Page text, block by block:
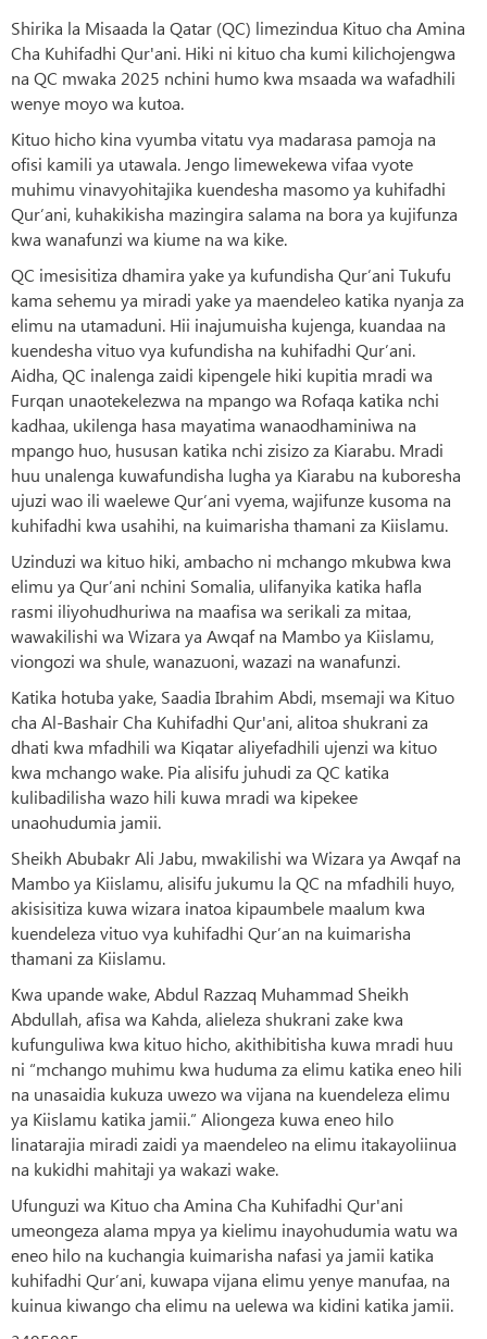
Shirika la Misaada la Qatar (QC) limezindua Kituo cha Amina
Cha Kuhifadhi Qur'ani. Hiki ni kituo cha kumi kilichojengwa
na QC mwaka 2025 nchini humo kwa msaada wa wafadhili
wenye moyo wa kutoa.
Kituo hicho kina vyumba vitatu vya madarasa pamoja na
ofisi kamili ya utawala. Jengo limewekewa vifaa vyote
muhimu vinavyohitajika kuendesha masomo ya kuhifadhi
Qur’ani, kuhakikisha mazingira salama na bora ya kujifunza
kwa wanafunzi wa kiume na wa kike.
QC imesisitiza dhamira yake ya kufundisha Qur’ani Tukufu
kama sehemu ya miradi yake ya maendeleo katika nyanja za
elimu na utamaduni. Hii inajumuisha kujenga, kuandaa na
kuendesha vituo vya kufundisha na kuhifadhi Qur’ani.
Aidha, QC inalenga zaidi kipengele hiki kupitia mradi wa
Furqan unaotekelezwa na mpango wa Rofaqa katika nchi
kadhaa, ukilenga hasa mayatima wanaodhaminiwa na
mpango huo, hususan katika nchi zisizo za Kiarabu. Mradi
huu unalenga kuwafundisha lugha ya Kiarabu na kuboresha
ujuzi wao ili waelewe Qur’ani vyema, wajifunze kusoma na
kuhifadhi kwa usahihi, na kuimarisha thamani za Kiislamu.
Uzinduzi wa kituo hiki, ambacho ni mchango mkubwa kwa
elimu ya Qur’ani nchini Somalia, ulifanyika katika hafla
rasmi iliyohudhuriwa na maafisa wa serikali za mitaa,
wawakilishi wa Wizara ya Awqaf na Mambo ya Kiislamu,
viongozi wa shule, wanazuoni, wazazi na wanafunzi.
Katika hotuba yake, Saadia Ibrahim Abdi, msemaji wa Kituo
cha Al-Bashair Cha Kuhifadhi Qur'ani, alitoa shukrani za
dhati kwa mfadhili wa Kiqatar aliyefadhili ujenzi wa kituo
kwa mchango wake. Pia alisifu juhudi za QC katika
kulibadilisha wazo hili kuwa mradi wa kipekee
unaohudumia jamii.
Sheikh Abubakr Ali Jabu, mwakilishi wa Wizara ya Awqaf na
Mambo ya Kiislamu, alisifu jukumu la QC na mfadhili huyo,
akisisitiza kuwa wizara inatoa kipaumbele maalum kwa
kuendeleza vituo vya kuhifadhi Qur’an na kuimarisha
thamani za Kiislamu.
Kwa upande wake, Abdul Razzaq Muhammad Sheikh
Abdullah, afisa wa Kahda, alieleza shukrani zake kwa
kufunguliwa kwa kituo hicho, akithibitisha kuwa mradi huu
ni “mchango muhimu kwa huduma za elimu katika eneo hili
na unasaidia kukuza uwezo wa vijana na kuendeleza elimu
ya Kiislamu katika jamii.” Aliongeza kuwa eneo hilo
linatarajia miradi zaidi ya maendeleo na elimu itakayoliinua
na kukidhi mahitaji ya wakazi wake.
Ufunguzi wa Kituo cha Amina Cha Kuhifadhi Qur'ani
umeongeza alama mpya ya kielimu inayohudumia watu wa
eneo hilo na kuchangia kuimarisha nafasi ya jamii katika
kuhifadhi Qur’ani, kuwapa vijana elimu yenye manufaa, na
kuinua kiwango cha elimu na uelewa wa kidini katika jamii.